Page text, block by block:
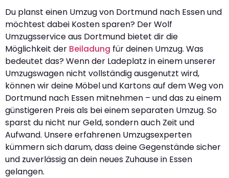
Du planst einen Umzug von Dortmund nach Essen und
möchtest dabei Kosten sparen? Der Wolf
Umzugsservice aus Dortmund bietet dir die
Möglichkeit der Beiladung für deinen Umzug. Was
bedeutet das? Wenn der Ladeplatz in einem unserer
Umzugswagen nicht vollständig ausgenutzt wird,
können wir deine Möbel und Kartons auf dem Weg von
Dortmund nach Essen mitnehmen – und das zu einem
günstigeren Preis als bei einem separaten Umzug. So
sparst du nicht nur Geld, sondern auch Zeit und
Aufwand. Unsere erfahrenen Umzugsexperten
kümmern sich darum, dass deine Gegenstände sicher
und zuverlässig an dein neues Zuhause in Essen
gelangen.